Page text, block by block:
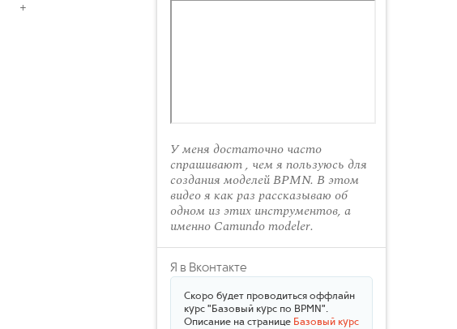
+
У меня достаточно часто
спрашивают , чем я пользуюсь для
создания моделей BPMN. В этом
видео я как раз рассказываю об
одном из этих инструментов, а
именно Camundo modeler.
Я в Вконтакте
Скоро будет проводиться оффлайн
курс "Базовый курс по BPMN".
Описание на странице Базовый курс